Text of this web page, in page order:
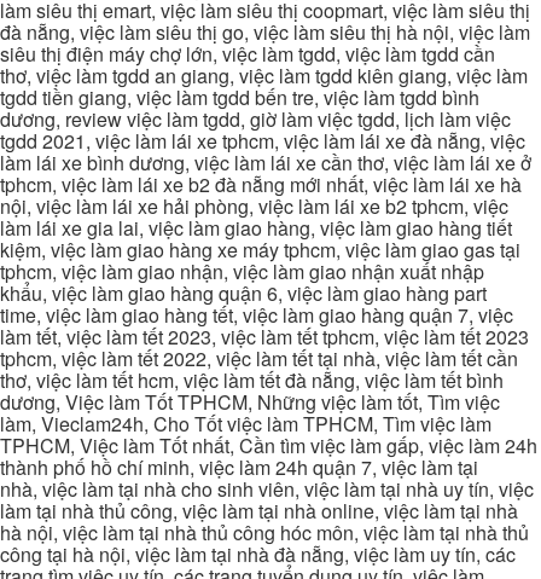
làm siêu thị emart, việc làm siêu thị coopmart, việc làm siêu thị
đà nẵng, việc làm siêu thị go, việc làm siêu thị hà nội, việc làm
siêu thị điện máy chợ lớn, việc làm tgdd, việc làm tgdd cần
thơ, việc làm tgdd an giang, việc làm tgdd kiên giang, việc làm
tgdd tiền giang, việc làm tgdd bến tre, việc làm tgdd bình
dương, review việc làm tgdd, giờ làm việc tgdd, lịch làm việc
tgdd 2021, việc làm lái xe tphcm, việc làm lái xe đà nẵng, việc
làm lái xe bình dương, việc làm lái xe cần thơ, việc làm lái xe ở
tphcm, việc làm lái xe b2 đà nẵng mới nhất, việc làm lái xe hà
nội, việc làm lái xe hải phòng, việc làm lái xe b2 tphcm, việc
làm lái xe gia lai, việc làm giao hàng, việc làm giao hàng tiết
kiệm, việc làm giao hàng xe máy tphcm, việc làm giao gas tại
tphcm, việc làm giao nhận, việc làm giao nhận xuất nhập
khẩu, việc làm giao hàng quận 6, việc làm giao hàng part
time, việc làm giao hàng tết, việc làm giao hàng quận 7, việc
làm tết, việc làm tết 2023, việc làm tết tphcm, việc làm tết 2023
tphcm, việc làm tết 2022, việc làm tết tại nhà, việc làm tết cần
thơ, việc làm tết hcm, việc làm tết đà nẵng, việc làm tết bình
dương, Việc làm Tốt TPHCM, Những việc làm tốt, Tìm việc
làm, Vieclam24h, Cho Tốt việc làm TPHCM, Tìm việc làm
TPHCM, Việc làm Tốt nhất, Cần tìm việc làm gấp, việc làm 24h
thành phố hồ chí minh, việc làm 24h quận 7, việc làm tại
nhà, việc làm tại nhà cho sinh viên, việc làm tại nhà uy tín, việc
làm tại nhà thủ công, việc làm tại nhà online, việc làm tại nhà
hà nội, việc làm tại nhà thủ công hóc môn, việc làm tại nhà thủ
công tại hà nội, việc làm tại nhà đà nẵng, việc làm uy tín, các